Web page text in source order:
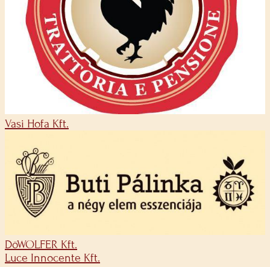
Vasi Hofa Kft.
DöWOLFER Kft.
Luce Innocente Kft.